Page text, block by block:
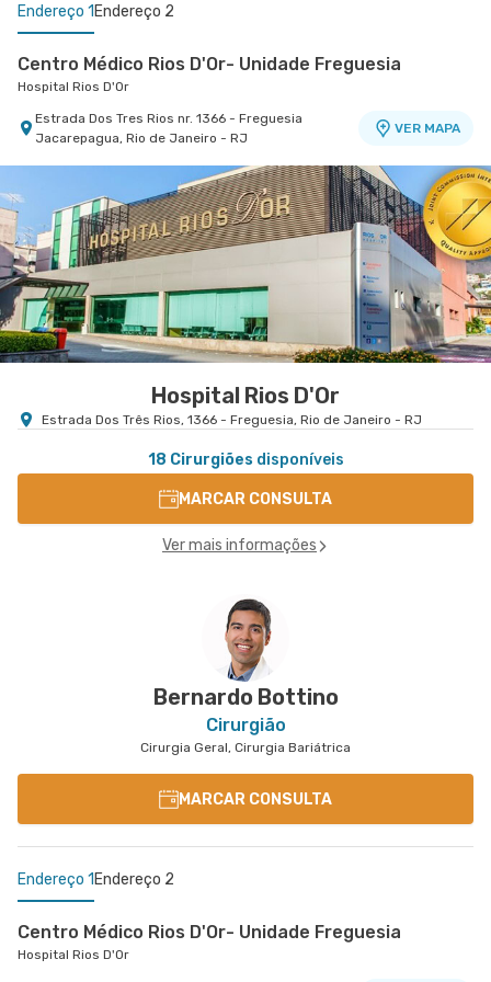
Endereço 1 Endereço 2
Centro Médico Rios D'Or- Unidade Freguesia
Hospital Rios D'Or
Estrada Dos Tres Rios nr. 1366 - Freguesia
Jacarepagua, Rio de Janeiro - RJ
VER MAPA
Centro Médico Caxias D'Or- Unidade Marechal
Caxias D'Or Centro Médico
Avenida Perimetral Marechal Floriano nr. 95 1º
Andar - Jardim Vinte e Cinco de Agosto, Duque
de Caxias - RJ
VER MAPA
Hospital Rios D'Or
Estrada Dos Três Rios, 1366 - Freguesia, Rio de Janeiro - RJ
18 Cirurgiões disponíveis
MARCAR CONSULTA
Ver mais informações
Bernardo Bottino
Cirurgião
Cirurgia Geral, Cirurgia Bariátrica
MARCAR CONSULTA
Endereço 1 Endereço 2
Centro Médico Rios D'Or- Unidade Freguesia
Hospital Rios D'Or